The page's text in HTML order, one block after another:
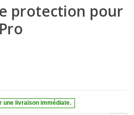
protection pour
une livraison immédiate.